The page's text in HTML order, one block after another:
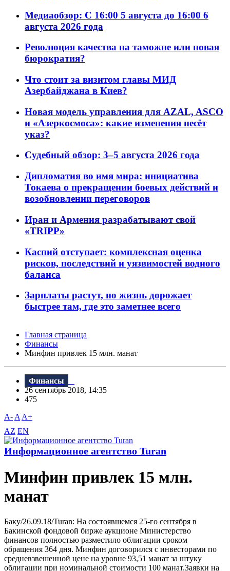
Медиаобзор: С 16:00 5 августа до 16:00 6
августа 2026 года
Революция качества на таможне или новая
бюрократия?
Что стоит за визитом главы МИД
Азербайджана в Киев?
Новая модель управления для AZAL, ASCO
и «Азеркосмоса»: какие изменения несёт
указ?
Судебный обзор: 3–5 августа 2026 года
Дипломатия во имя мира: инициатива
Токаева о прекращении боевых действий и
возобновлении переговоров
Иран и Армения разрабатывают свой
«TRIPP»
Каспий отступает: комплексная оценка
рисков, последствий и уязвимостей водного
баланса
Зарплаты растут, но жизнь дорожает
быстрее там, где это заметнее всего
Главная страница
Финансы
Минфин привлек 15 млн. манат
Финансы
26 сентябрь 2018, 14:35
475
A- A A+
AZ EN
Информационное агентство Turan
Минфин привлек 15 млн.
манат
Баку/26.09.18/Turan: На состоявшемся 25-го сентября в
Бакинской фондовой бирже аукционе Министерство
финансов полностью разместило облигации сроком
обращения 364 дня. Минфин договорился с инвесторами по
средневзвешенной цене на уровне 93,51 манат за штуку
облигации при номинальной стоимости 100 манат.Заявки на